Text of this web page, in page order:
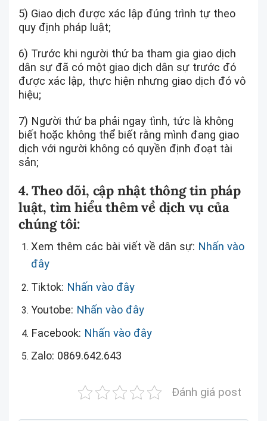
5) Giao dịch được xác lập đúng trình tự theo
quy định pháp luật;
6) Trước khi người thứ ba tham gia giao dịch
dân sự đã có một giao dịch dân sự trước đó
được xác lập, thực hiện nhưng giao dịch đó vô
hiệu;
7) Người thứ ba phải ngay tình, tức là không
biết hoặc không thể biết rằng mình đang giao
dịch với người không có quyền định đoạt tài
sản;
4. Theo dõi, cập nhật thông tin pháp
luật, tìm hiểu thêm về dịch vụ của
chúng tôi:
Xem thêm các bài viết về dân sự: Nhấn vào
đây
Tiktok: Nhấn vào đây
Youtobe: Nhấn vào đây
Facebook: Nhấn vào đây
Zalo: 0869.642.643
Đánh giá post